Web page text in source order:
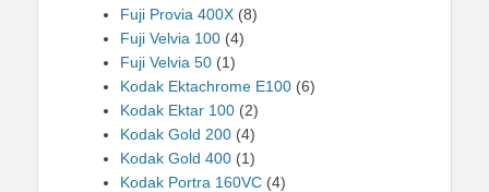
Fuji Provia 400X (8)
Fuji Velvia 100 (4)
Fuji Velvia 50 (1)
Kodak Ektachrome E100 (6)
Kodak Ektar 100 (2)
Kodak Gold 200 (4)
Kodak Gold 400 (1)
Kodak Portra 160VC (4)